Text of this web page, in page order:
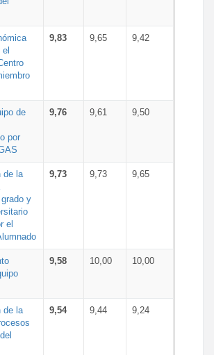
el
9,83 9,65 9,42
de
por
9,76 9,61 9,50
de la
y
el
9,73 9,73 9,65
9,58 10,00 10,00
de la
9,54 9,44 9,24